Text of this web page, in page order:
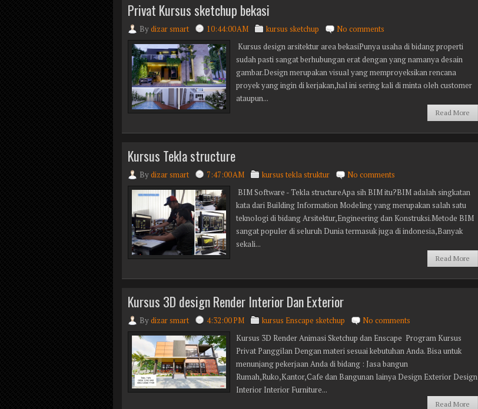
Privat Kursus sketchup bekasi
Bydizar smart 10:44:00 AM kursus sketchup
No comments
Kursus design arsitektur area bekasiPunya usaha di bidang properti
sudah pasti sangat berhubungan erat dengan yang namanya desain
gambar.Design merupakan visual yang memproyeksikan rencana
proyek yang ingin di kerjakan,hal ini sering kali di minta oleh customer
ataupun...
Read More
Kursus Tekla structure
Bydizar smart 7:47:00 AM kursus tekla struktur
No comments
BIM Software - Tekla structureApa sih BIM itu?BIM adalah singkatan
kata dari Building Information Modeling yang merupakan salah satu
teknologi di bidang Arsitektur,Engineering dan Konstruksi.Metode BIM
sangat populer di seluruh Dunia termasuk juga di indonesia,Banyak
sekali...
Read More
Kursus 3D design Render Interior Dan Exterior
Bydizar smart 4:32:00 PM kursus Enscape sketchup
No comments
Kursus 3D Render Animasi Sketchup dan Enscape Program Kursus
Privat Panggilan Dengan materi sesuai kebutuhan Anda. Bisa untuk
menunjang pekerjaan Anda di bidang : Jasa bangun
Rumah,Ruko,Kantor,Cafe dan Bangunan lainya Design Exterior Design
Interior Interior Furniture...
Read More